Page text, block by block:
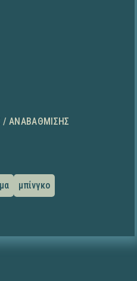
/ ΑΝΑΒΆΘΜΙΣΗΣ
μπίνγκο